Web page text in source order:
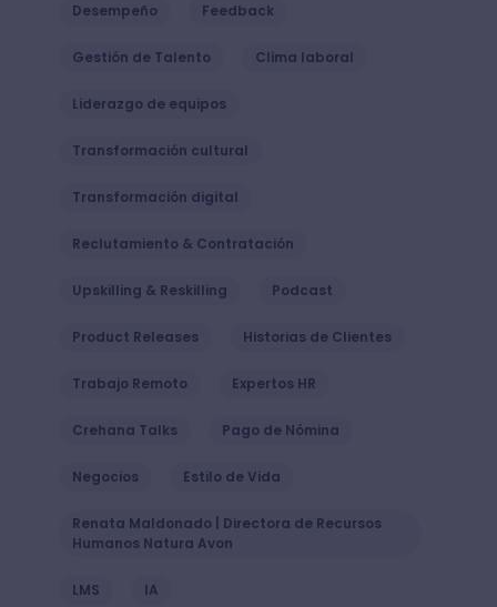
Desempeño Feedback
Gestión de Talento Clima laboral
Liderazgo de equipos
Transformación cultural
Transformación digital
Reclutamiento & Contratación
Upskilling & Reskilling Podcast
Product Releases Historias de Clientes
Trabajo Remoto Expertos HR
Crehana Talks Pago de Nómina
Negocios Estilo de Vida
Renata Maldonado | Directora de Recursos
Humanos Natura Avon
LMS IA